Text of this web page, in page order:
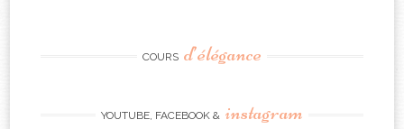
COURS d’élégance
YOUTUBE, FACEBOOK & instagram